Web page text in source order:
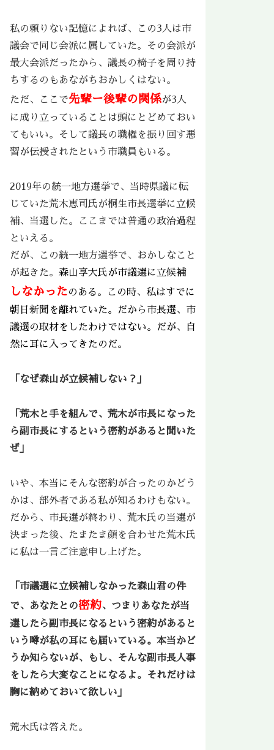
私の頼りない記憶によれば、この3人は市
議会で同じ会派に属していた。その会派が
最大会派だったから、議長の椅子を周り持
ちするのもあながちおかしくはない。
ただ、ここで先輩ー後輩の関係が3人
に成り立っていることは頭にとどめておい
てもいい。そして議長の職権を振り回す悪
習が伝授されたという市職員もいる。
2019年の統一地方選挙で、当時県議に転
じていた荒木恵司氏が桐生市長選挙に立候
補、当選した。ここまでは普通の政治過程
といえる。
だが、この統一地方選挙で、おかしなこと
が起きた。 森山享大氏が市議選に立候補
しなかったのある。この時、私はすでに
朝日新聞を離れていた。だから市長選、市
議選の取材をしたわけではない。だが、自
然に耳に入ってきたのだ。
「なぜ森山が立候補しない？」
「荒木と手を組んで、荒木が市長になった
ら副市長にするという密約があると聞いた
ぜ」
いや、本当にそんな密約が合ったのかどう
かは、部外者である私が知るわけもない。
だから、市長選が終わり、荒木氏の当選が
決まった後、たまたま顔を合わせた荒木氏
に私は一言ご注意申し上げた。
「市議選に立候補しなかった森山君の件
で、あなたとの密約、つまりあなたが当
選したら副市長になるという密約があると
いう噂が私の耳にも届いている。本当かど
うか知らないが、もし、そんな副市長人事
をしたら大変なことになるよ。それだけは
胸に納めておいて欲しい」
荒木氏は答えた。